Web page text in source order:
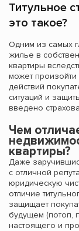
Титульное
это такое?
Одним из самых
жилье в
квартиры
может
действий
ситуаций и
введено
Чем
квартиры?
Даже
с отличной
юридическую
отличие
защищает
будущем (потоп,
настоящего и